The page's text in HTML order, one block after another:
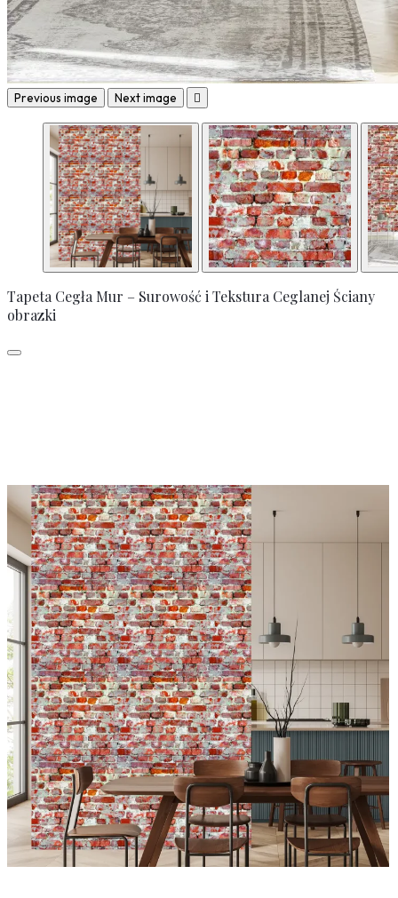
Previous image Next image 
Tapeta Cegła Mur – Surowość i Tekstura Ceglanej Ściany
obrazki